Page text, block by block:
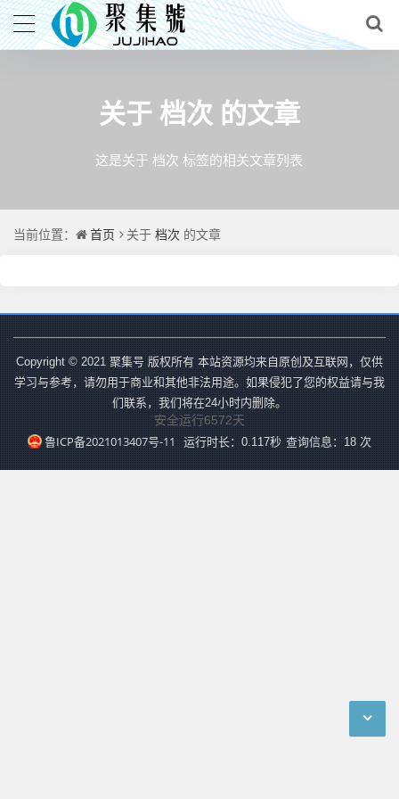
关于 档次 的文章
这是关于 档次 标签的相关文章列表
当前位置： 首页 关于 档次 的文章
Copyright © 2021 聚集号 版权所有 本站资源均来自原创及互联网，仅供
学习与参考，请勿用于商业和其他非法用途。如果侵犯了您的权益请与我
们联系，我们将在24小时内删除。
安全运行6572天
鲁ICP备2021013407号-11 运行时长：0.117秒 查询信息：18 次